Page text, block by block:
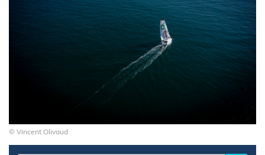
© Vincent Olivaud